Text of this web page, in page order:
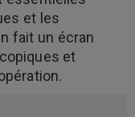
et les
fait un écran
et